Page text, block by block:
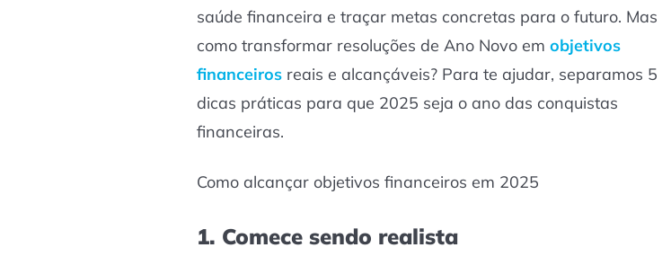
saúde financeira e traçar metas concretas para o futuro. Mas
como transformar resoluções de Ano Novo em objetivos
financeiros reais e alcançáveis? Para te ajudar, separamos 5
dicas práticas para que 2025 seja o ano das conquistas
financeiras.
Como alcançar objetivos financeiros em 2025
1. Comece sendo realista